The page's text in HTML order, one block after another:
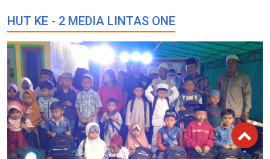
HUT KE - 2 MEDIA LINTAS ONE